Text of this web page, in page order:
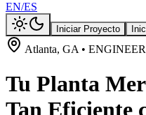
EN/ES
Iniciar Proyecto
Atlanta, GA •
Tu Planta
Tan Eficiente